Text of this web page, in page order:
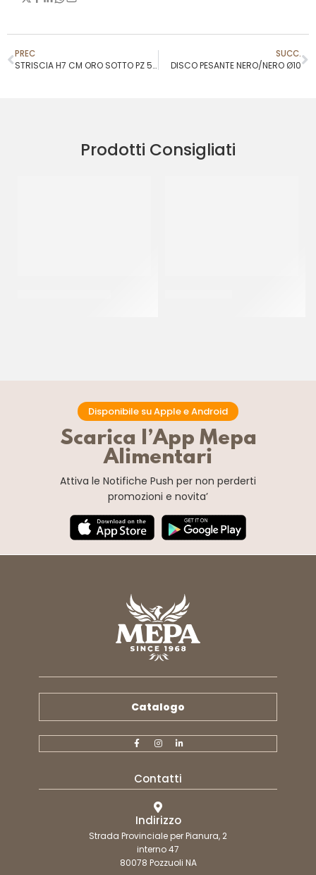
PREC
STRISCIA H7 CM ORO SOTTO PZ 5 KG
SUCC.
DISCO PESANTE NERO/NERO Ø10
Prodotti Consigliati
Disponibile su Apple e Android
Scarica l’App Mepa
Alimentari
Attiva le Notifiche Push per non perderti
promozioni e novita’
Catalogo
Contatti
Indirizzo
Strada Provinciale per Pianura, 2
interno 47
80078 Pozzuoli NA